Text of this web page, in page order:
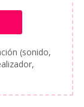
(sonido,